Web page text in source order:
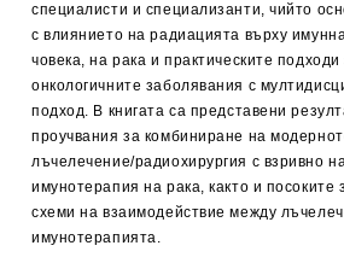
специалисти и специализанти, чийто
с влиянието на радиацията върху
човека, на рака и практическите
онкологичните заболявания с
подход. В книгата са представени
проучвания за комбиниране на
лъчелечение/радиохирургия с взривно
имунотерапия на рака, както и посоките
схеми на взаимодействие между
имунотерапията.